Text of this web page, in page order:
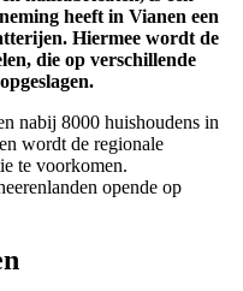
heeft in Vianen een
Hiermee wordt de
die op verschillende
nabij 8000 huishoudens in
wordt de regionale
te voorkomen.
opende op